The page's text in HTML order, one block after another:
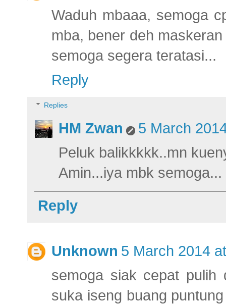
Waduh mbaaa, semoga
mba, bener deh
semoga segera teratasi...
Reply
Replies
HM Zwan
5 March
Peluk balikkkkk..mn
Amin...iya mbk semoga...
Reply
Unknown 5 March 2014
semoga siak cepat
suka iseng buang